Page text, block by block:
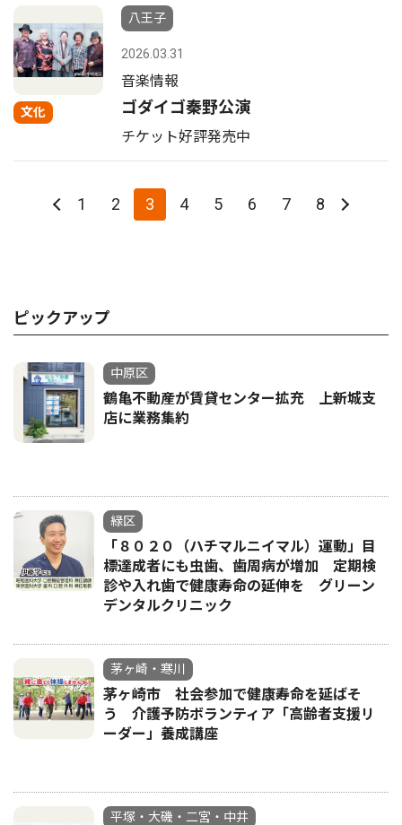
文化
八王子
2026.03.31
音楽情報
ゴダイゴ秦野公演
チケット好評発売中
1 2 3 4 5 6 7 8
ピックアップ
中原区
鶴亀不動産が賃貸センター拡充 上新城支
店に業務集約
緑区
「８０２０（ハチマルニイマル）運動」目
標達成者にも虫歯、歯周病が増加 定期検
診や入れ歯で健康寿命の延伸を グリーン
デンタルクリニック
茅ヶ崎・寒川
茅ヶ崎市 社会参加で健康寿命を延ばそ
う 介護予防ボランティア「高齢者支援リ
ーダー」養成講座
平塚・大磯・二宮・中井